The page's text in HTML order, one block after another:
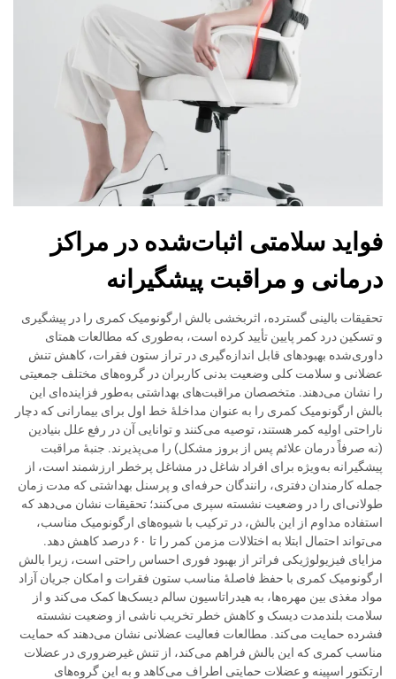
فواید سلامتی اثبات‌شده در مراکز
درمانی و مراقبت پیشگیرانه
تحقیقات بالینی گسترده، اثربخشی بالش ارگونومیک کمری را در پیشگیری
و تسکین درد کمر پایین تأیید کرده است، به‌طوری که مطالعات همتای
داوری‌شده بهبودهای قابل اندازه‌گیری در تراز ستون فقرات، کاهش تنش
عضلانی و سلامت کلی وضعیت بدنی کاربران در گروه‌های مختلف جمعیتی
را نشان می‌دهند. متخصصان مراقبت‌های بهداشتی به‌طور فزاینده‌ای این
بالش ارگونومیک کمری را به عنوان مداخلهٔ خط اول برای بیمارانی که دچار
ناراحتی اولیه کمر هستند، توصیه می‌کنند و توانایی آن در رفع علل بنیادین
(نه صرفاً درمان علائم پس از بروز مشکل) را می‌پذیرند. جنبهٔ مراقبت
پیشگیرانه به‌ویژه برای افراد شاغل در مشاغل پرخطر ارزشمند است، از
جمله کارمندان دفتری، رانندگان حرفه‌ای و پرسنل بهداشتی که مدت زمان
طولانی‌ای را در وضعیت نشسته سپری می‌کنند؛ تحقیقات نشان می‌دهد که
استفاده مداوم از این بالش، در ترکیب با شیوه‌های ارگونومیک مناسب،
می‌تواند احتمال ابتلا به اختلالات مزمن کمر را تا ۶۰ درصد کاهش دهد.
مزایای فیزیولوژیکی فراتر از بهبود فوری احساس راحتی است، زیرا بالش
ارگونومیک کمری با حفظ فاصلهٔ مناسب ستون فقرات و امکان جریان آزاد
مواد مغذی بین مهره‌ها، به هیدراتاسیون سالم دیسک‌ها کمک می‌کند و از
سلامت بلندمدت دیسک و کاهش خطر تخریب ناشی از وضعیت نشسته
فشرده حمایت می‌کند. مطالعات فعالیت عضلانی نشان می‌دهند که حمایت
مناسب کمری که این بالش فراهم می‌کند، از تنش غیرضروری در عضلات
ارتکتور اسپینه و عضلات حمایتی اطراف می‌کاهد و به این گروه‌های